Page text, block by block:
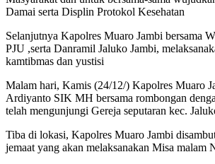
Damai serta Displin Protokol Kesehatan
Selanjutnya Kapolres Muaro Jambi bersama
PJU ,serta Danramil Jaluko Jambi,
kamtibmas dan yustisi
Malam hari, Kamis (24/12/) Kapolres Muaro
Ardiyanto SIK MH bersama rombongan
telah mengunjungi Gereja seputaran kec.
Tiba di lokasi, Kapolres Muaro Jambi
jemaat yang akan melaksanakan Misa malam